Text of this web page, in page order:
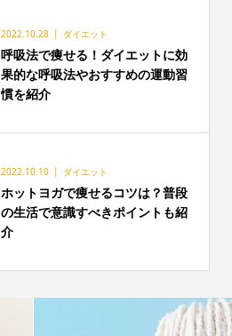
2022.10.28 ダイエット
呼吸法で痩せる！ダイエットに効
果的な呼吸法やおすすめの運動習
慣を紹介
2022.10.10 ダイエット
ホットヨガで痩せるコツは？普段
の生活で意識すべきポイントも紹
介